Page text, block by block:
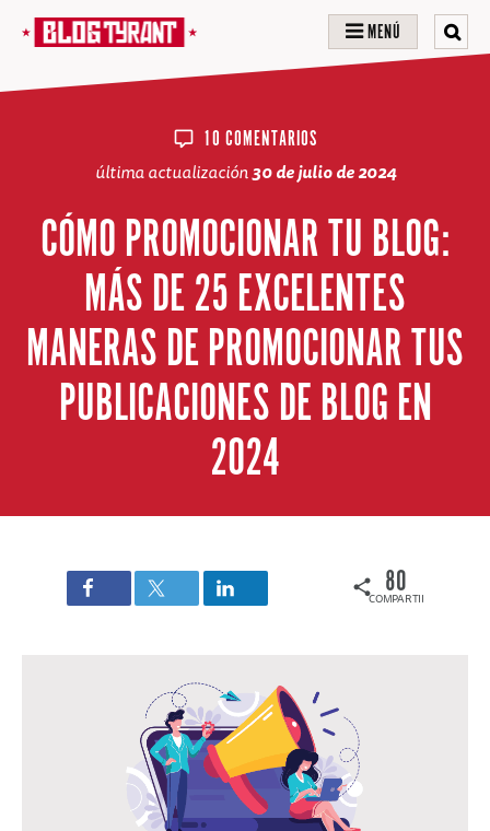
MENÚ
10 COMENTARIOS
última actualización30 de julio de 2024
CÓMO PROMOCIONAR TU BLOG:
MÁS DE 25 EXCELENTES
MANERAS DE PROMOCIONAR TUS
PUBLICACIONES DE BLOG EN
2024
COMPARTIDOS
80